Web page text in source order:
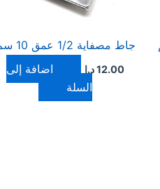
جاط مصفاية 1/2 عمق 10 سم
12.00 د.ا
إضافة إلى
السلة